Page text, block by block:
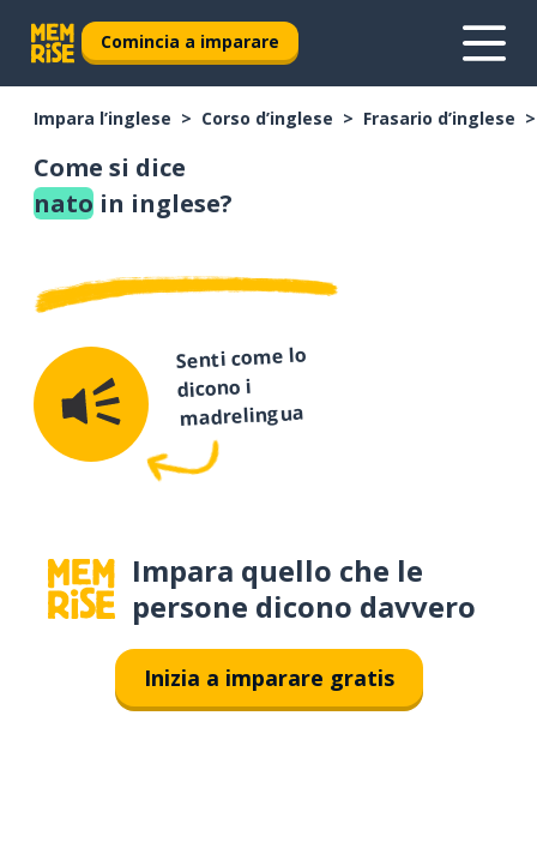
Comincia a imparare
Impara l’inglese Corso d’inglese Frasario d’inglese
Come si dice
nato in inglese?
Senti come lo
dicono i
madrelingua
Impara quello che le
persone dicono davvero
Inizia a imparare gratis